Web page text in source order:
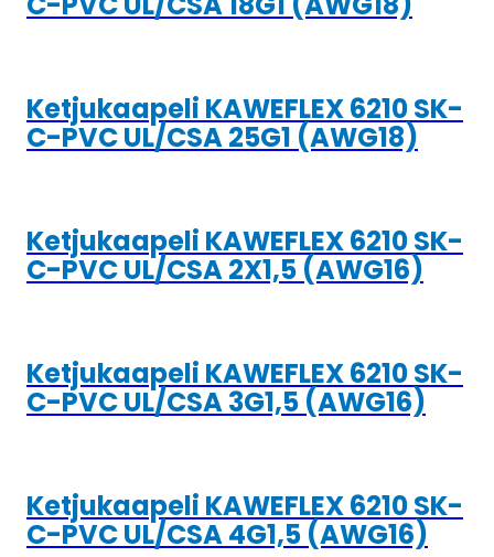
Ketjukaapeli KAWEFLEX 6210 SK-
C-PVC UL/CSA 25G1 (AWG18)
Ketjukaapeli KAWEFLEX 6210 SK-
C-PVC UL/CSA 2X1,5 (AWG16)
Ketjukaapeli KAWEFLEX 6210 SK-
C-PVC UL/CSA 3G1,5 (AWG16)
Ketjukaapeli KAWEFLEX 6210 SK-
C-PVC UL/CSA 4G1,5 (AWG16)